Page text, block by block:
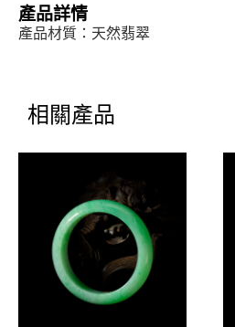
產品詳情
產品材質：天然翡翠
相關產品